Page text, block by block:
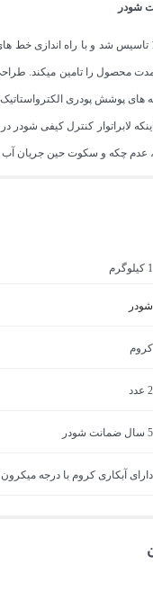
شودر
در سال 1370 تاسیس شد و با راه
مدت محصول را تامین میکند.
های پوشش پودری
لابراتوار کنترل کیفی
عدم چکه و سکوت حین جریان
1 کیلوگرم
شودر
کروم
2 عدد
5 سال ضمانت شودر
دارای آبکاری کروم با درجه